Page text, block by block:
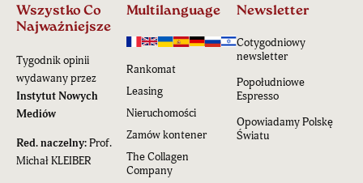
Wszystko Co
Najważniejsze
Tygodnik opinii
wydawany przez
Instytut Nowych
Mediów
Red. naczelny:Prof.
Michał KLEIBER
Multilanguage
Rankomat
Leasing
Nieruchomości
Zamów kontener
The Collagen
Company
Newsletter
Cotygodniowy
newsletter
Popołudniowe
Espresso
Opowiadamy Polskę
Światu